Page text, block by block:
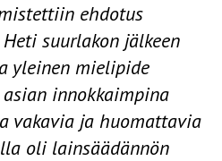
ehdotus
suurlakon jälkeen
yleinen mielipide
innokkaimpina
vakavia ja huomattavia
oli lainsäädännön